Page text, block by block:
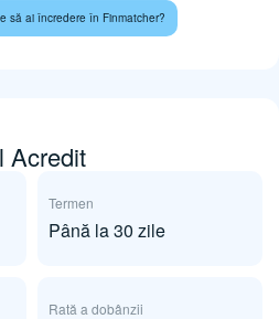
să ai încredere în Finmatcher?
Acredit
Termen
Până la 30 zile
Rată a dobânzii